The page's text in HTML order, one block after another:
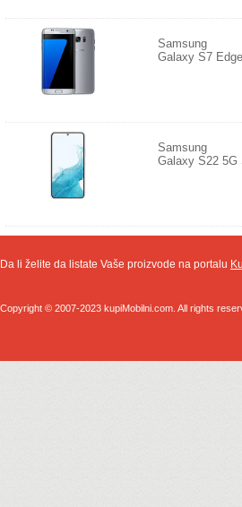
Samsung
Galaxy S7
Samsung
Galaxy S22 5G
Da li želite da listate Vaše proizvode na portalu
Copyright © 2007-2023 kupiMobilni.com. All rights